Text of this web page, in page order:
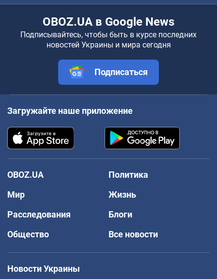
OBOZ.UA в Google News
Подписывайтесь, чтобы быть в курсе последних
новостей Украины и мира сегодня
Подписаться
Загружайте наше приложение
OBOZ.UA
Политика
Мир
Жизнь
Расследования
Блоги
Общество
Все новости
Новости Украины